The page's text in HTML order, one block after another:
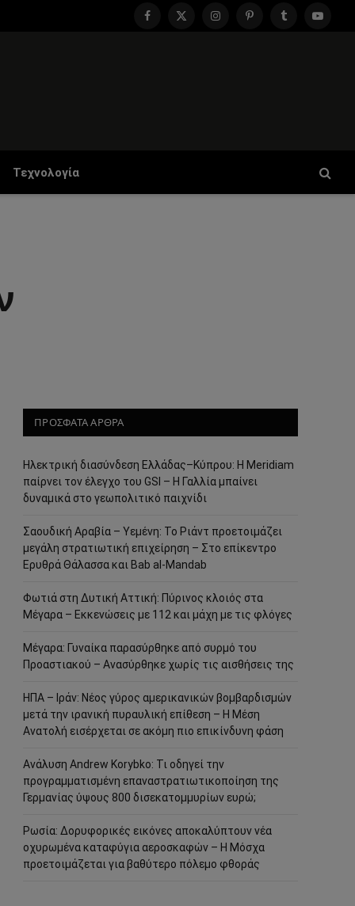
Facebook
X
InstagramPinterestTumblr
Τεχνολογία
ΠΡΟΣΦΑΤΑ ΑΡΘΡΑ
Ηλεκτρική διασύνδεση Ελλάδας–Κύπρου: Η Meridiam
παίρνει τον έλεγχο του GSI – Η Γαλλία μπαίνει
δυναμικά στο γεωπολιτικό παιχνίδι
Σαουδική Αραβία – Υεμένη: Το Ριάντ προετοιμάζει
μεγάλη στρατιωτική επιχείρηση – Στο επίκεντρο
Ερυθρά Θάλασσα και Bab al-Mandab
Φωτιά στη Δυτική Αττική: Πύρινος κλοιός στα
Μέγαρα – Εκκενώσεις με 112 και μάχη με τις φλόγες
Μέγαρα: Γυναίκα παρασύρθηκε από συρμό του
Προαστιακού – Ανασύρθηκε χωρίς τις αισθήσεις της
ΗΠΑ – Ιράν: Νέος γύρος αμερικανικών βομβαρδισμών
μετά την ιρανική πυραυλική επίθεση – Η Μέση
Ανατολή εισέρχεται σε ακόμη πιο επικίνδυνη φάση
Ανάλυση Andrew Korybko: Τι οδηγεί την
προγραμματισμένη επαναστρατιωτικοποίηση της
Γερμανίας ύψους 800 δισεκατομμυρίων ευρώ;
Ρωσία: Δορυφορικές εικόνες αποκαλύπτουν νέα
οχυρωμένα καταφύγια αεροσκαφών – Η Μόσχα
προετοιμάζεται για βαθύτερο πόλεμο φθοράς